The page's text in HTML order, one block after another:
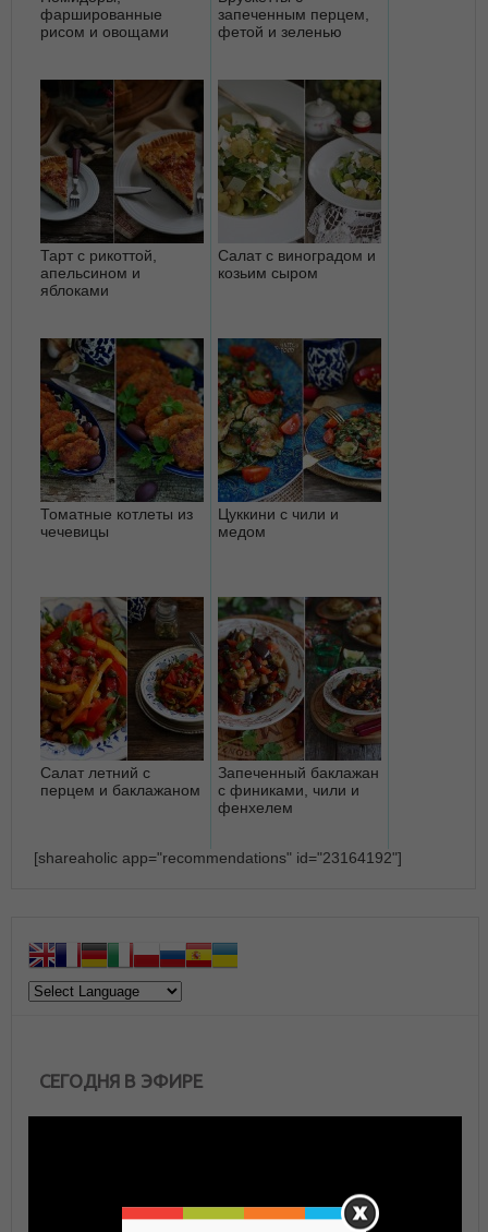
фаршированные
рисом и овощами
запеченным перцем,
фетой и зеленью
Тарт с рикоттой,
апельсином и
яблоками
Салат с виноградом и
козьим сыром
Томатные котлеты из
чечевицы
Цуккини с чили и
медом
Салат летний с
перцем и баклажаном
Запеченный баклажан
с финиками, чили и
фенхелем
[shareaholic app="recommendations" id="23164192"]
СЕГОДНЯ В ЭФИРЕ